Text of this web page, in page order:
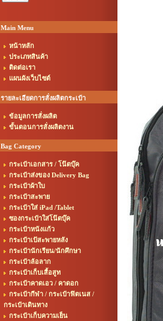
Main Menu
หน้าหลัก
ประเภทสินค้า
ติดต่อเรา
แผนผังเว็บไซต์
รายละเอียดการสั่งผลิตกระเป๋า
ข้อมูลการสั่งผลิต
ขั้นตอนการสั่งผลิตงาน
Bag Category
กระเป๋าเอกสาร / โน๊ตบุ๊ค
กระเป๋าส่งของ Delivery Bag
กระเป๋าผ้าใบ
กระเป๋าสะพาย
กระเป๋าใส่ iPad /Tablet
ซองกระเป๋าใส่โน๊ตบุ๊ค
กระเป๋าหนังแก้ว
กระเป๋าเป้สะพายหลัง
กระเป๋านักเรียน/นักศึกษา
กระเป๋าล้อลาก
กระเป๋าเก็บเสื้อสูท
กระเป๋าคาดเอว / คาดอก
กระเป๋ากีฬา / กระเป๋าฟิตเนส /
กระเป๋าเดินทาง
กระเป๋าเก็บความเย็น